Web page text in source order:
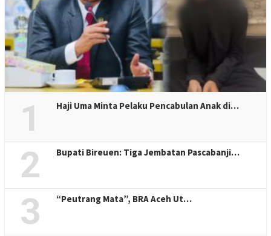
1 Haji Uma Minta Pelaku Pencabulan Anak di…
2 Bupati Bireuen: Tiga Jembatan Pascabanji…
3 “Peutrang Mata”, BRA Aceh Ut…